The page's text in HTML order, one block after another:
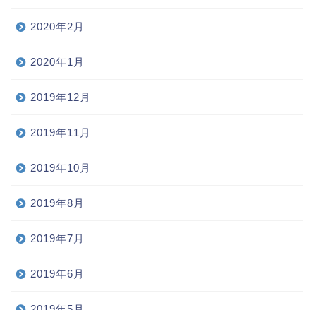
2020年2月
2020年1月
2019年12月
2019年11月
2019年10月
2019年8月
2019年7月
2019年6月